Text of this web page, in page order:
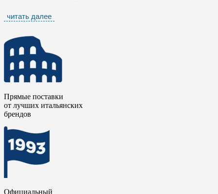
графитового и антрацитового до теплых ржаво-терракотовых
и бронзовых, что позволяет создавать как монохромные
брутальные интерьеры, так и сложные, многослойные
пространства с акцентными стенами или зонами.
Керамогранит высокого качества
выпускается в нескольких форматах, включая модульные
размеры, которые легко комбинируются друг с другом для
создания геометрических узоров и визуального ритма.
Различные варианты толщины, включая усиленную 20-мм
версию для наружного применения, делают коллекцию
универсальной как для жилых интерьеров в стиле лофт,
минимализм или индастриал, так и для коммерческих
пространств: ресторанов, баров, шоурумов, галерей и офисов.
ПоверхностьКоструире / COSTRUIRE
моется и не требует специального ухода.
читать далее
Прямые поставки
от лучших итальянских
брендов
Официальный